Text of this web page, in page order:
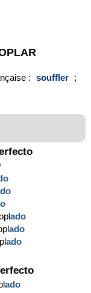
: souffler ;
ado
ado
ado
ado